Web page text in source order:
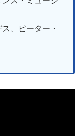
、ピーター・